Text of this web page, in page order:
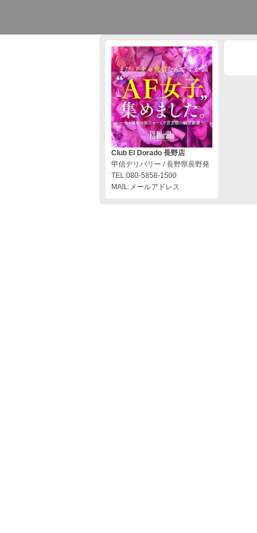
Club El Dorado 長野店
甲信デリバリー / 長野県長野発
TEL:080-5858-1500
MAIL:メールアドレス